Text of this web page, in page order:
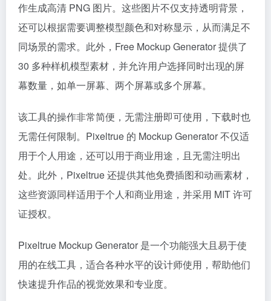
作生成高清 PNG 图片。这些图片不仅支持透明背景，
还可以根据需要调整模型颜色和对称显示，从而满足不
同场景的需求。此外，Free Mockup Generator 提供了
30 多种样机模型素材，并允许用户选择同时出现的屏
幕数量，如单一屏幕、两个屏幕或多个屏幕。
该工具的操作非常简便，无需注册即可使用，下载时也
无需任何限制。Pixeltrue 的 Mockup Generator 不仅适
用于个人用途，还可以用于商业用途，且无需注明出
处。此外，Pixeltrue 还提供其他免费插图和动画素材，
这些资源同样适用于个人和商业用途，并采用 MIT 许可
证授权。
Pixeltrue Mockup Generator 是一个功能强大且易于使
用的在线工具，适合各种水平的设计师使用，帮助他们
快速提升作品的视觉效果和专业度。